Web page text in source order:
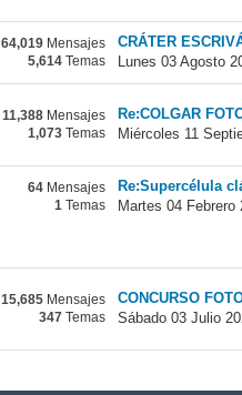
64,019 Mensajes
5,614 Temas
CRÁTER
Lunes 03 Agosto
11,388 Mensajes
1,073 Temas
Re:COLGAR
Miércoles 11
64 Mensajes
1 Temas
Re:Supercélula
Martes 04 Febrero
15,685 Mensajes
347
Temas
CONCURSO
Sábado 03 Julio